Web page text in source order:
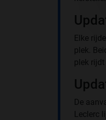
Elke
plek.
plek rijdt
De
Leclerc